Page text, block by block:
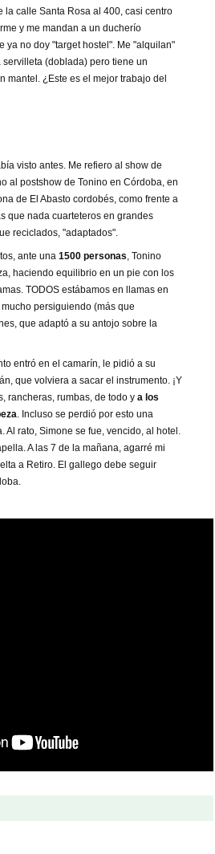
la calle Santa Rosa al 400, casi centro
y me mandan a un ducherío
ya no doy "target hostel". Me "alquilan"
(doblada) pero tiene un
mantel. ¿Este es el mejor trabajo del
visto antes. Me refiero al show de
al postshow de Tonino en Córdoba, en
de El Abasto cordobés, como frente a
que nada cuarteteros en grandes
reciclados, "adaptados".
ante una 1500 personas, Tonino
haciendo equilibrio en un pie con los
TODOS estábamos en llamas en
persiguiendo (más que
que adaptó a su antojo sobre la
entró en el camarín, le pidió a su
que volviera a sacar el instrumento. ¡Y
rancheras, rumbas, de todo y a los
. Incluso se perdió por esto una
Al rato, Simone se fue, vencido, al hotel.
A las 7 de la mañana, agarré mi
a Retiro. El gallego debe seguir